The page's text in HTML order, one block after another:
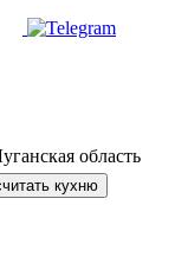
область
кухню